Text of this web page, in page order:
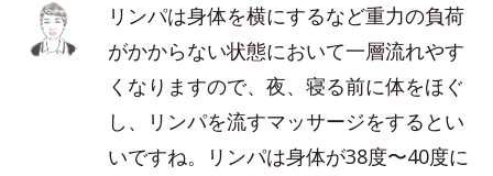
リンパは身体を横にするなど重力の負荷
がかからない状態において一層流れやす
くなりますので、夜、寝る前に体をほぐ
し、リンパを流すマッサージをするとい
いですね。リンパは身体が38度〜40度に